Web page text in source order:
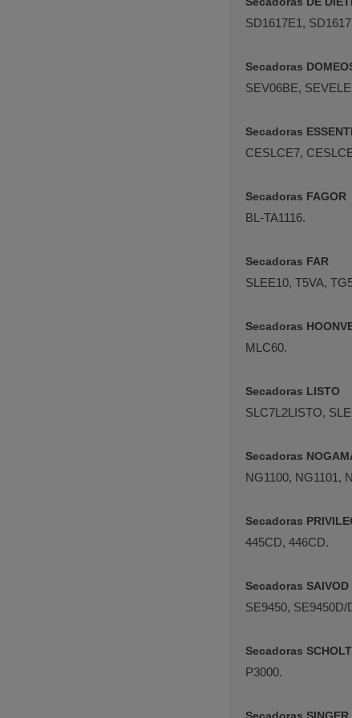
SD1617E1,
Secadoras
SEV06BE,
Secadoras
CESLCE7,
Secadoras FAGOR
BL-TA1116.
Secadoras FAR
SLEE10, T5VA,
Secadoras
MLC60.
Secadoras LISTO
SLC7L2LISTO,
Secadoras
NG1100, NG1101,
Secadoras
445CD, 446CD.
Secadoras SAIVOD
SE9450, SE9450D/
Secadoras
P3000.
Secadoras SINGER